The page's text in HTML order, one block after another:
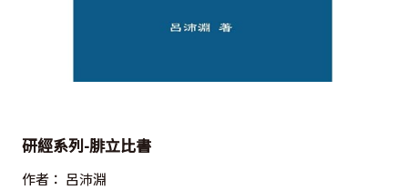
研經系列-腓立比書
作者： 呂沛淵